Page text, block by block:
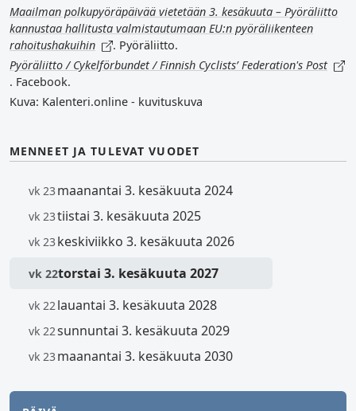
Maailman polkupyöräpäivää vietetään 3. kesäkuuta – Pyöräliitto
kannustaa hallitusta valmistautumaan EU:n pyöräliikenteen
rahoitushakuihin
. Pyöräliitto.
Pyöräliitto / Cykelförbundet / Finnish Cyclists’ Federation's Post
. Facebook.
Kuva: Kalenteri.online - kuvituskuva
MENNEET JA TULEVAT VUODET
vk 23 maanantai 3. kesäkuuta 2024
vk 23tiistai 3. kesäkuuta 2025
vk 23 keskiviikko 3. kesäkuuta 2026
vk 22torstai 3. kesäkuuta 2027
vk 22 lauantai 3. kesäkuuta 2028
vk 22sunnuntai 3. kesäkuuta 2029
vk 23 maanantai 3. kesäkuuta 2030